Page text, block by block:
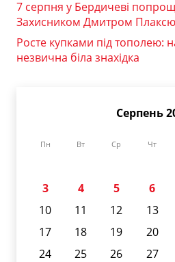
7 серпня у Бердичеві
Захисником Дмитром
Росте купками під тополею:
незвична біла знахідка
Серпень
Пн Вт Ср Чт
3
4 5 6
10
11 12 13
17
18 19 20
24
25 26 27